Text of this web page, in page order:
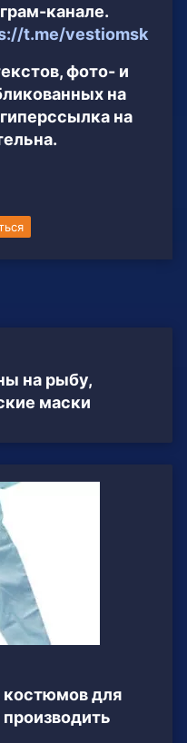
канале.
t.me/vestiomsk
фото- и
на
на
на рыбу,
маски
для